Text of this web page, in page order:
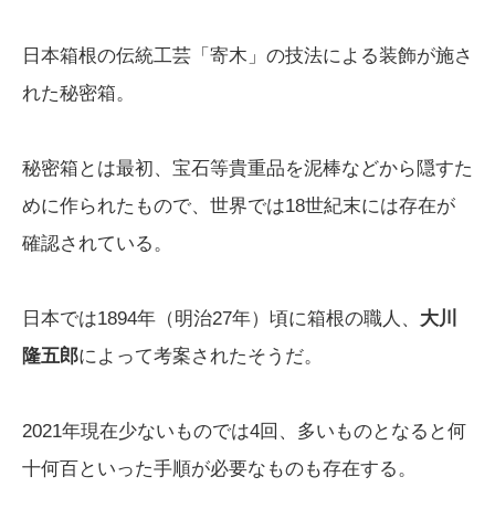
日本箱根の伝統工芸「寄木」の技法による装飾が施さ
れた秘密箱。
秘密箱とは最初、宝石等貴重品を泥棒などから隠すた
めに作られたもので、世界では18世紀末には存在が
確認されている。
日本では1894年（明治27年）頃に箱根の職人、 大川
隆五郎によって考案されたそうだ。
2021年現在少ないものでは4回、多いものとなると何
十何百といった手順が必要なものも存在する。